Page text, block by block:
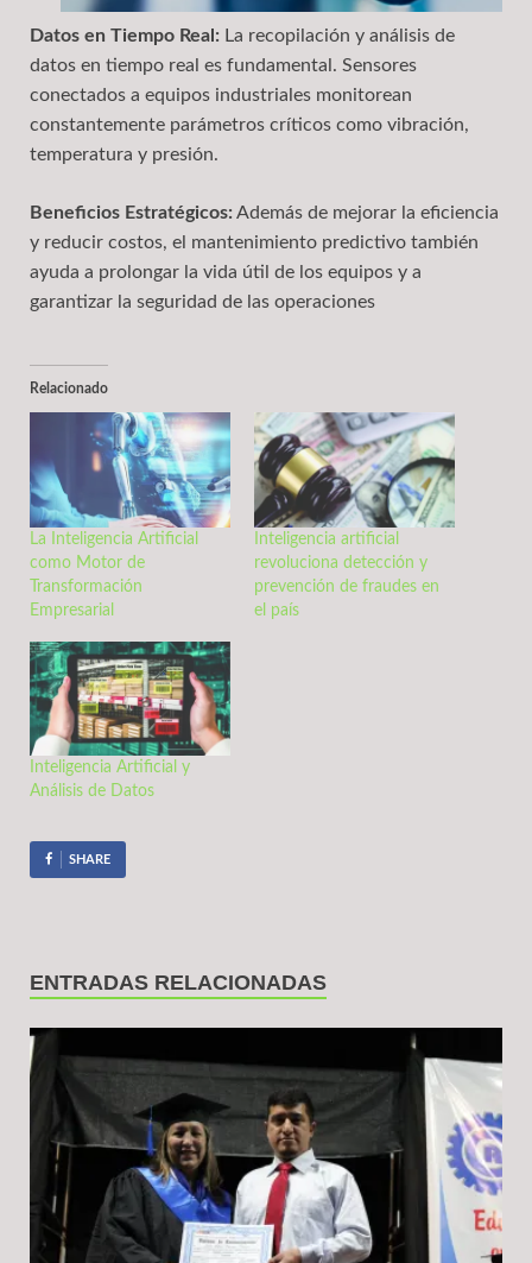
Datos en Tiempo Real: La recopilación y análisis de
datos en tiempo real es fundamental. Sensores
conectados a equipos industriales monitorean
constantemente parámetros críticos como vibración,
temperatura y presión.
Beneficios Estratégicos: Además de mejorar la eficiencia
y reducir costos, el mantenimiento predictivo también
ayuda a prolongar la vida útil de los equipos y a
garantizar la seguridad de las operaciones
Relacionado
La Inteligencia Artificial
como Motor de
Transformación
Empresarial
Inteligencia artificial
revoluciona detección y
prevención de fraudes en
el país
Inteligencia Artificial y
Análisis de Datos
SHARE
ENTRADAS RELACIONADAS